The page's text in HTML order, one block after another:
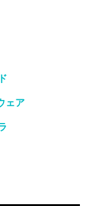
ェア